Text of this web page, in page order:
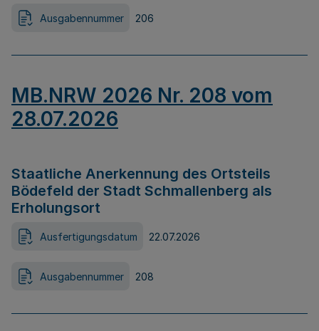
Ausgabennummer 206
MB.NRW 2026 Nr. 208 vom
28.07.2026
Staatliche Anerkennung des Ortsteils
Bödefeld der Stadt Schmallenberg als
Erholungsort
Ausfertigungsdatum 22.07.2026
Ausgabennummer 208